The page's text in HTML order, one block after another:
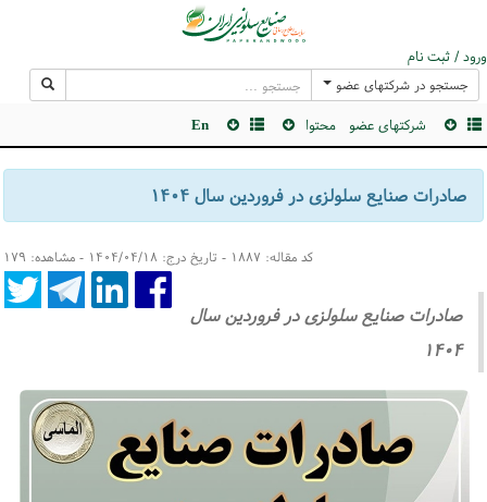
ورود / ثبت نام
جستجو در شرکتهای عضو
شرکتهای عضو محتوا En
صادرات صنایع سلولزی در فروردین سال ۱۴۰۴
کد مقاله: ۱۸۸۷ - تاریخ درج: ۱۴۰۴/۰۴/۱۸ - مشاهده: ۱۷۹
صادرات صنایع سلولزی در فروردین سال
۱۴۰۴